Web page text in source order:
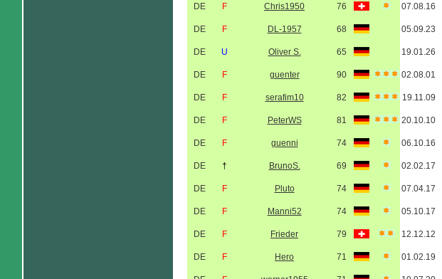
DE F Chris1950 76 07.08.16
DE F DL-1957 68 05.09.23
DE U Oliver S. 65 19.01.26
DE F guenter 90 02.08.01
DE F serafim10 82 19.11.09
DE F PeterWS 81 20.10.10
DE F guenni 74 06.10.16
DE † BrunoS. 69 02.02.17
DE F Pluto 74 07.04.17
DE F Manni52 74 05.10.17
DE F Frieder 79 12.12.12
DE F Hero 71 01.02.19